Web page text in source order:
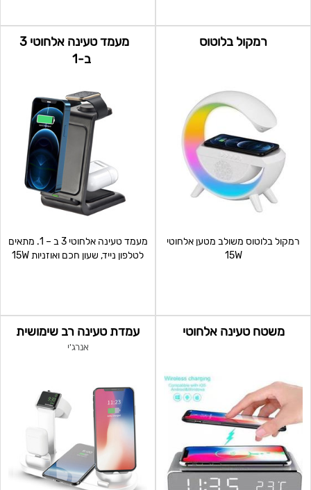
רמקול בלוטוס
רמקול בלוטוס משולב מטען אלחוטי
15W
מעמד טעינה אלחוטי 3
ב-1
מעמד טעינה אלחוטי 3 ב – 1. מתאים
לטלפון נייד, שעון חכם ואוזניות 15W
משטח טעינה אלחוטי עמדת טעינה רב שימושית
אנרג'י